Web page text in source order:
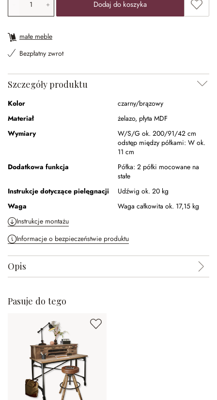
Dodaj do koszyka Dodaj
małe meble
Bezpłatny zwrot
Szczegóły produktu
Kolor
czarny/brązowy
Materiał
żelazo, płyta MDF
Wymiary
W/S/G ok. 200/91/42 cm
odstęp między półkami: W ok.
11 cm
Dodatkowa funkcja
Półka: 2 półki mocowane na
stałe
Instrukcje dotyczące pielęgnacji
Udźwig ok. 20 kg
Waga
Waga całkowita ok. 17,15 kg
Instrukcje montażu
Informacje o bezpieczeństwie produktu
Opis
Pasuje do tego